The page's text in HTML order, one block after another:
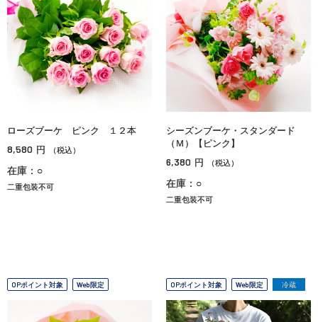
ローズブーケ ピンク １２本
8,580 円 （税込）
在庫：○
二重包装不可
シーズンブーケ・スタンダード
（Ｍ）【ピンク】
6,380 円 （税込）
在庫：○
二重包装不可
OPポイント対象 Web限定 OPポイント対象 Web限定 冷蔵